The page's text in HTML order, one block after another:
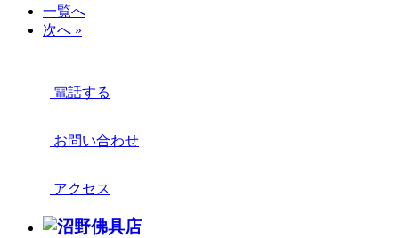
一覧へ
次へ »
電話する
お問い合わせ
アクセス